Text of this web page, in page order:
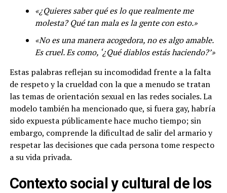
«¿Quieres saber qué es lo que realmente me
molesta? Qué tan mala es la gente con esto.»
«No es una manera acogedora, no es algo amable.
Es cruel. Es como, ‘¿Qué diablos estás haciendo?’»
Estas palabras reflejan su incomodidad frente a la falta
de respeto y la crueldad con la que a menudo se tratan
las temas de orientación sexual en las redes sociales. La
modelo también ha mencionado que, si fuera gay, habría
sido expuesta públicamente hace mucho tiempo; sin
embargo, comprende la dificultad de salir del armario y
respetar las decisiones que cada persona tome respecto
a su vida privada.
Contexto social y cultural de los